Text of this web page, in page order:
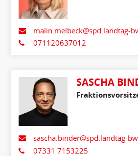
malin.melbeck@spd.landtag-
071120637012
SASCHA
sascha.binder@spd.landtag-
07331 7153225